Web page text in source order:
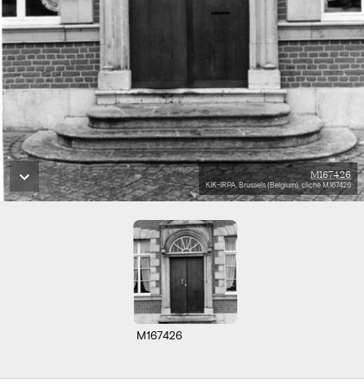
M167426
KIK-IRPA, Brussels (Belgium), cliché M167426
M167426